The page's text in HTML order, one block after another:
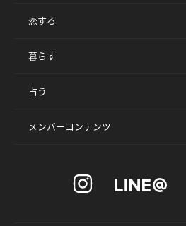
恋する
暮らす
占う
メンバーコンテンツ